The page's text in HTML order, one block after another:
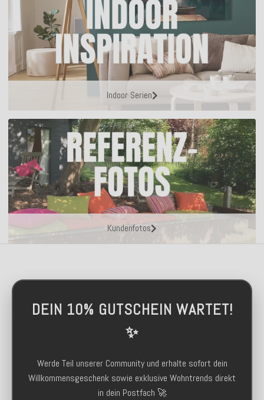
Indoor Serien
Kundenfotos
DEIN 10% GUTSCHEIN WARTET!
✨
Werde Teil unserer Community und erhalte sofort dein
Willkommensgeschenk sowie exklusive Wohntrends direkt
in dein Postfach 🚀